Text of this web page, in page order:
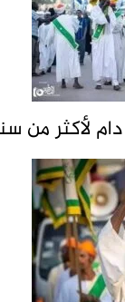
لأكثر من